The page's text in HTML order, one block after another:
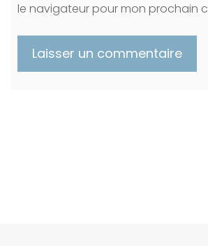
le navigateur pour mon prochain